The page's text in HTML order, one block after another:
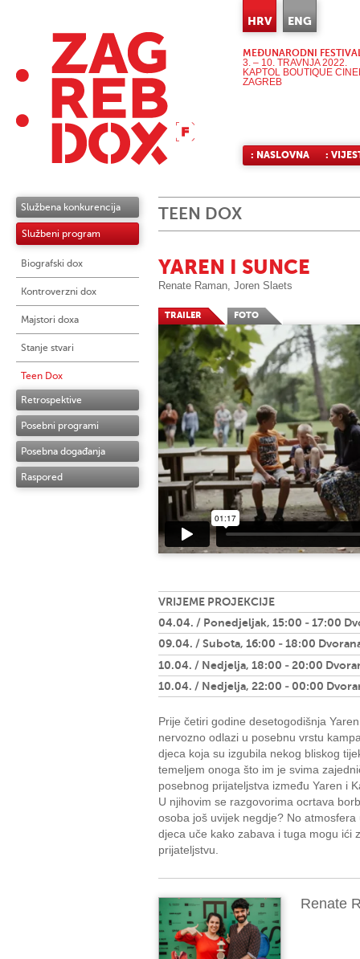
HRV ENG
MEĐUNARODNI
3. – 10. TRAVNJA 2022.
KAPTOL BOUTIQUE
ZAGREB
: NASLOVNA :
Službena konkurencija
Službeni program
Biografski dox
Kontroverzni dox
Majstori doxa
Stanje stvari
Teen Dox
Retrospektive
Posebni programi
Posebna događanja
Raspored
TEEN DOX
YAREN I SUNCE
Renate Raman, Joren Slaets
TRAILER FOTO
VRIJEME PROJEKCIJE
04.04. / Ponedjeljak, 15:00 - 17:00
09.04. / Subota, 16:00 - 18:00
10.04. / Nedjelja, 18:00 - 20:00
10.04. / Nedjelja, 22:00 - 00:00
Prije četiri godine desetogodišnja
nervozno odlazi u posebnu vrstu
djeca koja su izgubila nekog bliskog
temeljem onoga što im je svima
posebnog prijateljstva između Yaren i
U njihovim se razgovorima ocrtava
osoba još uvijek negdje? No
djeca uče kako zabava i tuga mogu ići
prijateljstvu.
Renate